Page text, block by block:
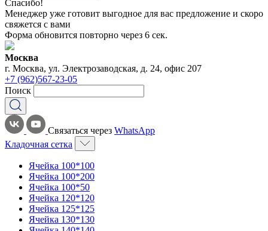
Спасибо!
Менеджер уже готовит выгодное для вас предложение и скоро
свяжется с вами
Форма обновится повторно через 6 сек.
Москва
г. Москва, ул. Электрозаводская, д. 24, офис 207
+7 (962)567-23-05
Поиск
Связаться через WhatsApp
Кладочная сетка
Ячейка 100*100
Ячейка 100*200
Ячейка 100*50
Ячейка 120*120
Ячейка 125*125
Ячейка 130*130